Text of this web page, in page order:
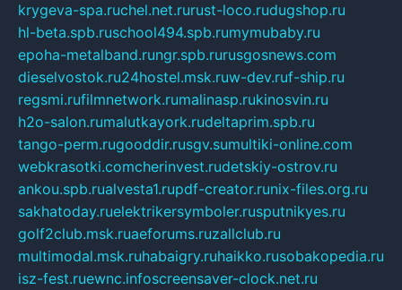
krygeva-spa.ruchel.net.rurust-loco.rudugshop.ru
hl-beta.spb.ruschool494.spb.rumymubaby.ru
epoha-metalband.rungr.spb.rurusgosnews.com
dieselvostok.ru24hostel.msk.ruw-dev.ruf-ship.ru
regsmi.rufilmnetwork.rumalinasp.rukinosvin.ru
h2o-salon.rumalutkayork.rudeltaprim.spb.ru
tango-perm.rugooddir.rusgv.sumultiki-online.com
webkrasotki.comcherinvest.rudetskiy-ostrov.ru
ankou.spb.rualvesta1.rupdf-creator.runix-files.org.ru
sakhatoday.ruelektrikersymboler.rusputnikyes.ru
golf2club.msk.ruaeforums.ruzallclub.ru
multimodal.msk.ruhabaigry.ruhaikko.rusobakopedia.ru
isz-fest.ruewnc.infoscreensaver-clock.net.ru